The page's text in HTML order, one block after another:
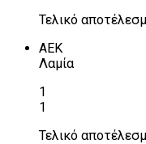
Τελικό
ΑΕΚ
Λαμία
1
1
Τελικό